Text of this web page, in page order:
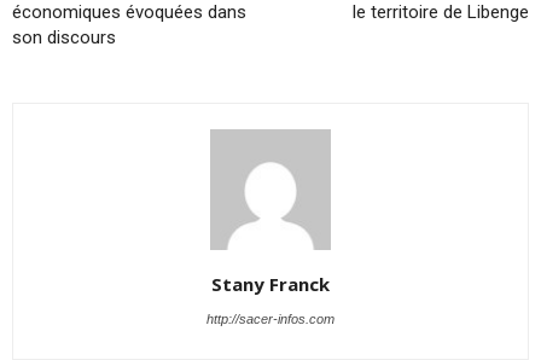
économiques évoquées dans
son discours
le territoire de Libenge
Stany Franck
http://sacer-infos.com